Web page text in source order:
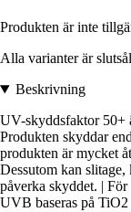
Produkten är inte
Alla varianter är
Beskrivning
UV-skyddsfaktor 50+
Produkten skyddar
produkten är mycket
Dessutom kan
påverka skyddet. |
UVB baseras på